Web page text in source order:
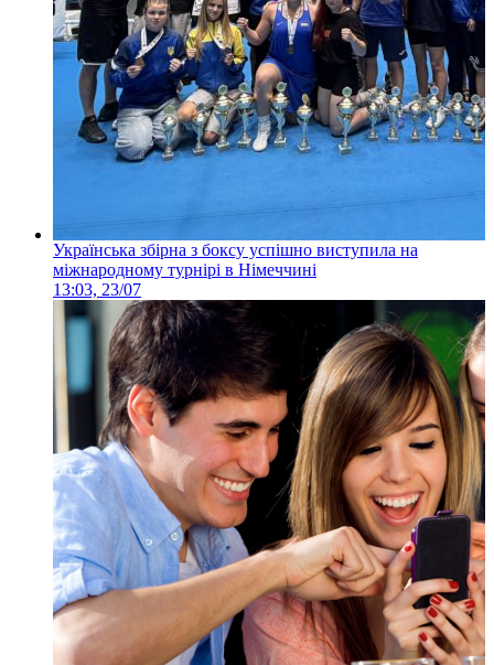
Українська збірна з боксу успішно виступила на
міжнародному турнірі в Німеччині
13:03, 23/07